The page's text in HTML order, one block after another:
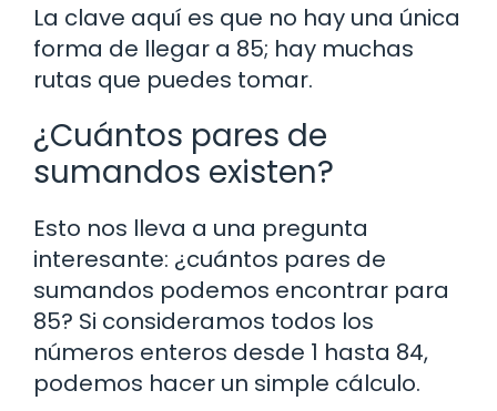
La clave aquí es que no hay una única
forma de llegar a 85; hay muchas
rutas que puedes tomar.
¿Cuántos pares de
sumandos existen?
Esto nos lleva a una pregunta
interesante: ¿cuántos pares de
sumandos podemos encontrar para
85? Si consideramos todos los
números enteros desde 1 hasta 84,
podemos hacer un simple cálculo.